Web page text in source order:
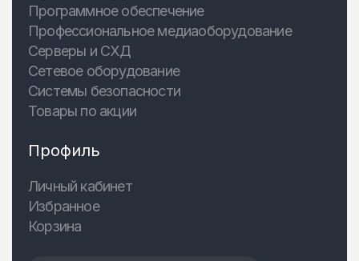
Программное обеспечение
Профессиональное медиаоборудование
Серверы и СХД
Сетевое оборудование
Системы безопасности
Товары по акции
Профиль
Личный кабинет
Избранное
Корзина